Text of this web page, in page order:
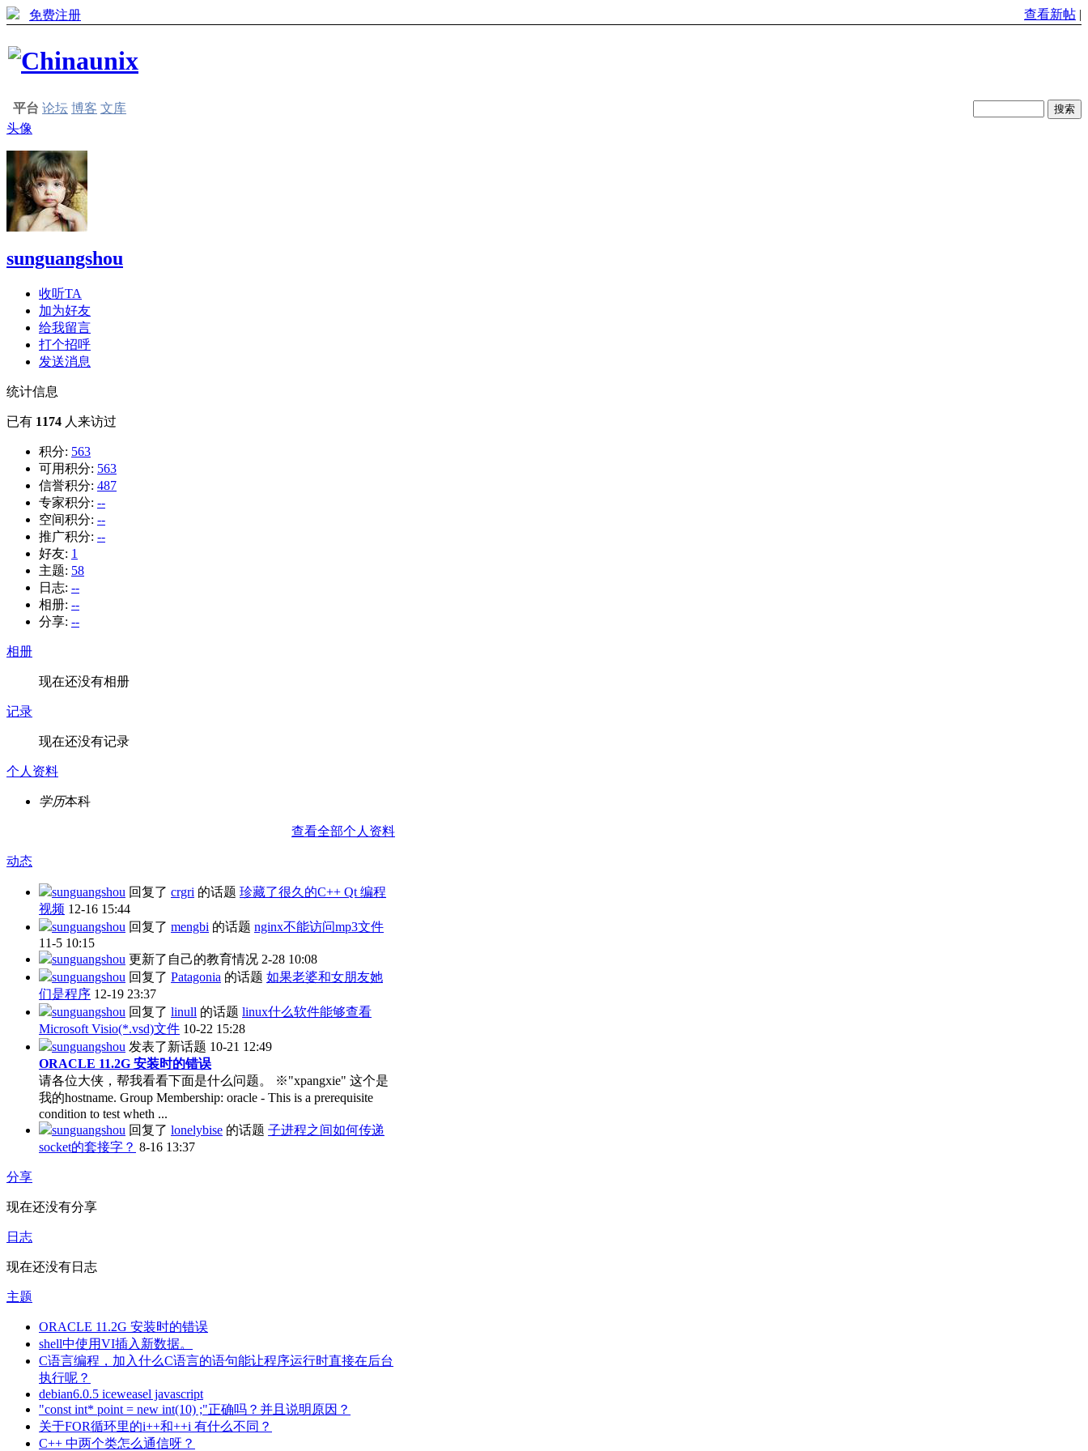
免费注册 查看新帖 |
平台 论坛 博客 文库
头像
sunguangshou
收听TA
加为好友
给我留言
打个招呼
发送消息
统计信息
已有 1174 人来访过
积分: 563
可用积分: 563
信誉积分: 487
专家积分: --
空间积分: --
推广积分: --
好友: 1
主题: 58
日志: --
相册: --
分享: --
相册
现在还没有相册
记录
现在还没有记录
个人资料
学历本科
查看全部个人资料
动态
sunguangshou 回复了 crgri 的话题 珍藏了很久的C++ Qt 编程
视频 12-16 15:44
sunguangshou 回复了 mengbi 的话题 nginx不能访问mp3文件
11-5 10:15
sunguangshou 更新了自己的教育情况 2-28 10:08
sunguangshou 回复了 Patagonia 的话题 如果老婆和女朋友她
们是程序 12-19 23:37
sunguangshou 回复了 linull 的话题 linux什么软件能够查看
Microsoft Visio(*.vsd)文件 10-22 15:28
sunguangshou 发表了新话题 10-21 12:49
ORACLE 11.2G 安装时的错误
请各位大侠，帮我看看下面是什么问题。 ※"xpangxie" 这个是
我的hostname. Group Membership: oracle - This is a prerequisite
condition to test wheth ...
sunguangshou 回复了 lonelybise 的话题 子进程之间如何传递
socket的套接字？ 8-16 13:37
分享
现在还没有分享
日志
现在还没有日志
主题
ORACLE 11.2G 安装时的错误
shell中使用VI插入新数据。
C语言编程，加入什么C语言的语句能让程序运行时直接在后台
执行呢？
debian6.0.5 iceweasel javascript
"const int* point = new int(10) ;"正确吗？并且说明原因？
关于FOR循环里的i++和++i 有什么不同？
C++ 中两个类怎么通信呀？